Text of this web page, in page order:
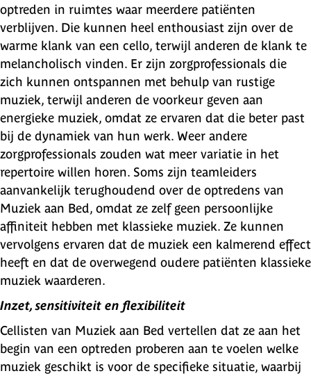
optreden in ruimtes waar meerdere patiënten
verblijven. Die kunnen heel enthousiast zijn over de
warme klank van een cello, terwijl anderen de klank te
melancholisch vinden. Er zijn zorgprofessionals die
zich kunnen ontspannen met behulp van rustige
muziek, terwijl anderen de voorkeur geven aan
energieke muziek, omdat ze ervaren dat die beter past
bij de dynamiek van hun werk. Weer andere
zorgprofessionals zouden wat meer variatie in het
repertoire willen horen. Soms zijn teamleiders
aanvankelijk terughoudend over de optredens van
Muziek aan Bed, omdat ze zelf geen persoonlijke
affiniteit hebben met klassieke muziek. Ze kunnen
vervolgens ervaren dat de muziek een kalmerend effect
heeft en dat de overwegend oudere patiënten klassieke
muziek waarderen.
Inzet, sensitiviteit en flexibiliteit
Cellisten van Muziek aan Bed vertellen dat ze aan het
begin van een optreden proberen aan te voelen welke
muziek geschikt is voor de specifieke situatie, waarbij